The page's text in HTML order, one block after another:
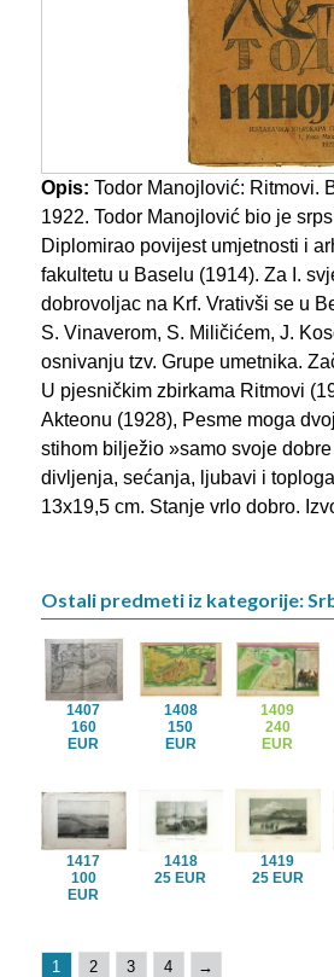
Opis: Todor Manojlović: Ritmovi.
1922. Todor Manojlović bio je
Diplomirao povijest umjetnosti i
fakultetu u Baselu (1914). Za I.
dobrovoljac na Krf. Vrativši se u
S. Vinaverom, S. Miličićem, J.
osnivanju tzv. Grupe umetnika.
U pjesničkim zbirkama Ritmovi
Akteonu (1928), Pesme moga
stihom bilježio »samo svoje
divljenja, sećanja, ljubavi i
13x19,5 cm. Stanje vrlo dobro.
Ostali predmeti iz kategorije:
1407
160
EUR
1408
150
EUR
1409
240
EUR
1417
100
EUR
1418
25 EUR
1419
25 EUR
1 2 3 4 →